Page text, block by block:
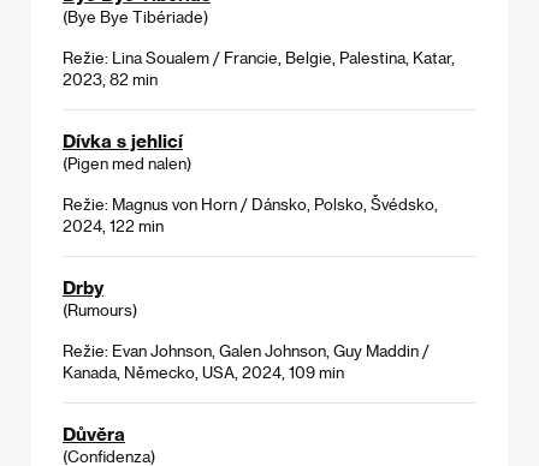
(Bye Bye Tibériade)
Režie: Lina Soualem / Francie, Belgie, Palestina, Katar,
2023, 82 min
Dívka s jehlicí
(Pigen med nalen)
Režie: Magnus von Horn / Dánsko, Polsko, Švédsko,
2024, 122 min
Drby
(Rumours)
Režie: Evan Johnson, Galen Johnson, Guy Maddin /
Kanada, Německo, USA, 2024, 109 min
Důvěra
(Confidenza)